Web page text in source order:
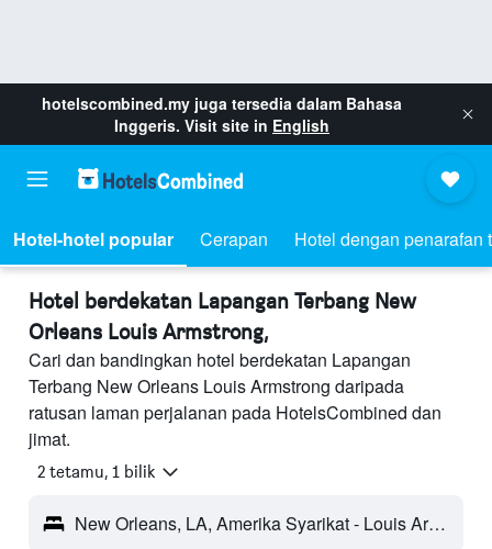
hotelscombined.my juga tersedia dalam Bahasa
Inggeris. Visit site in English
Hotel-hotel popular Cerapan Hotel dengan penarafan
Hotel berdekatan Lapangan Terbang New
Orleans Louis Armstrong,
Cari dan bandingkan hotel berdekatan Lapangan
Terbang New Orleans Louis Armstrong daripada
ratusan laman perjalanan pada HotelsCombined dan
jimat.
2 tetamu, 1 bilik
New Orleans, LA, Amerika Syarikat - Louis Armstrong (MSY)